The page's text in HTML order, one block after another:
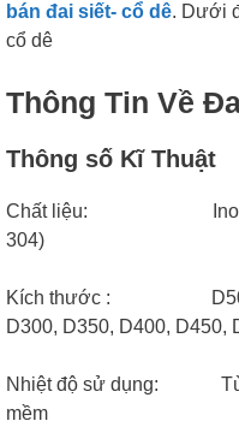
bán đai siết- cổ dê. Dưới
cổ dê
Thông Tin Về
Thông số Kĩ Thuật
Chất liệu: Inox
304)
Kích thước : D50 ,
D300, D350, D400, D450,
Nhiệt độ sử dụng: Tùy
mềm